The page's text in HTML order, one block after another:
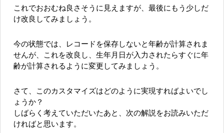
これでおおむね良さそうに見えますが、最後にもう少しだ
け改良してみましょう。
今の状態では、レコードを保存しないと年齢が計算されま
せんが、これを改良し、生年月日が入力されたらすぐに年
齢が計算されるように変更してみましょう。
さて、このカスタマイズはどのように実現すればよいでし
ょうか？
しばらく考えていただいたあと、次の解説をお読みいただ
ければと思います。